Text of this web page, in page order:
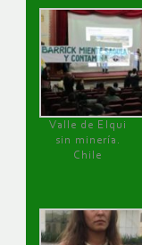
Valle de Elqui
sin minería.
Chile